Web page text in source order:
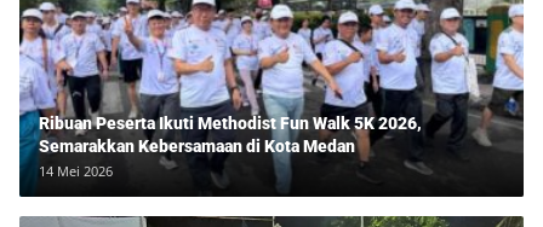
Ribuan Peserta Ikuti Methodist Fun Walk 5K 2026,
Semarakkan Kebersamaan di Kota Medan
14 Mei 2026